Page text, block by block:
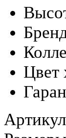
Цвет